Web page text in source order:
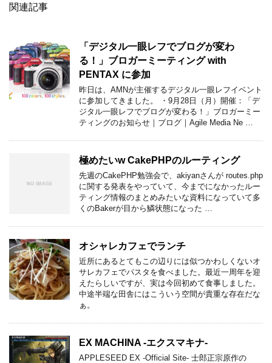
関連記事
「デジタル一眼レフでブログが変わ
る！」ブロガーミーティング with
PENTAX に参加
昨日は、AMNが主催するデジタル一眼レフイベント
に参加してきました。 ・9月28日（月）開催：「デ
ジタル一眼レフでブログが変わる！」ブロガーミー
ティングのお知らせ｜ブログ｜Agile Media Ne …
極めたいw CakePHPのルーティング
先週のCakePHP勉強会で、akiyanさんが routes.php
に関する発表をやっていて、今までになかったルー
ティング情報のまとめみたいな資料になっていて多
くのBakerが目から鱗状態になった …
オシャレカフェでランチ
近所にあるとてもこの辺りには似つかわしくないオ
サレカフェでパスタを食べました。最近一周年を迎
えたらしいですが、実は今回初めて食事しました。
中途半端な田舎にはこういう空間が貴重な存在だな
ぁ。
EX MACHINA -エクスマキナ-
APPLESEED EX -Official Site- 士郎正宗原作の